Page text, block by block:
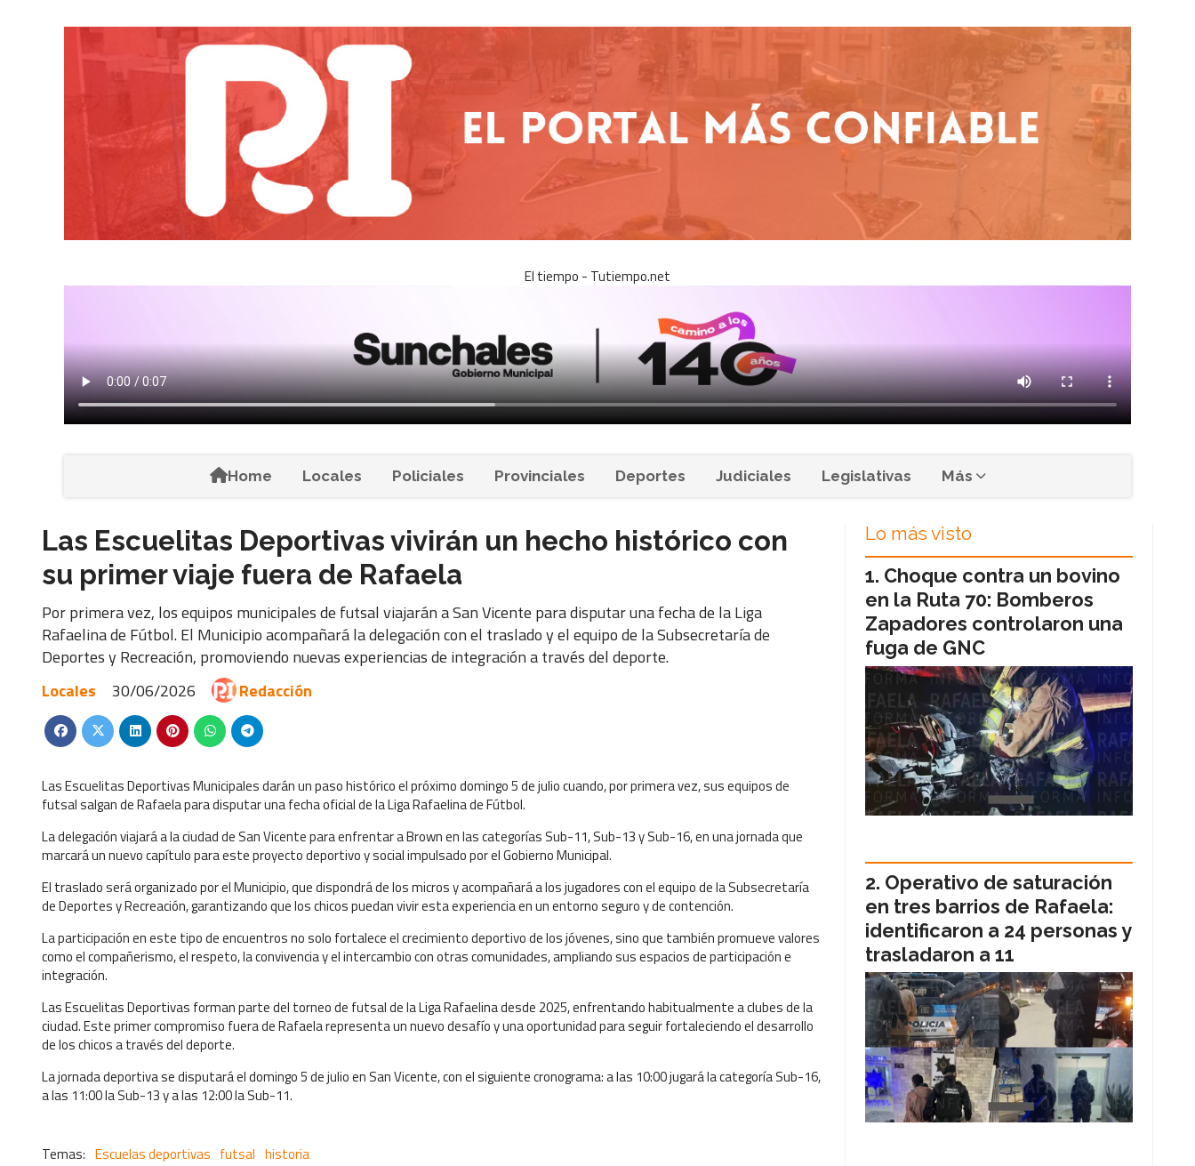
El tiempo - Tutiempo.net
Home Locales Policiales Provinciales Deportes Judiciales Legislativas Más
Las Escuelitas Deportivas vivirán un hecho histórico con
su primer viaje fuera de Rafaela
Por primera vez, los equipos municipales de futsal viajarán a San Vicente para disputar una fecha de la Liga
Rafaelina de Fútbol. El Municipio acompañará la delegación con el traslado y el equipo de la Subsecretaría de
Deportes y Recreación, promoviendo nuevas experiencias de integración a través del deporte.
Locales
30/06/2026 Redacción
Las Escuelitas Deportivas Municipales darán un paso histórico el próximo domingo 5 de julio cuando, por primera vez, sus equipos de
futsal salgan de Rafaela para disputar una fecha oficial de la Liga Rafaelina de Fútbol.
La delegación viajará a la ciudad de San Vicente para enfrentar a Brown en las categorías Sub-11, Sub-13 y Sub-16, en una jornada que
marcará un nuevo capítulo para este proyecto deportivo y social impulsado por el Gobierno Municipal.
El traslado será organizado por el Municipio, que dispondrá de los micros y acompañará a los jugadores con el equipo de la Subsecretaría
de Deportes y Recreación, garantizando que los chicos puedan vivir esta experiencia en un entorno seguro y de contención.
La participación en este tipo de encuentros no solo fortalece el crecimiento deportivo de los jóvenes, sino que también promueve valores
como el compañerismo, el respeto, la convivencia y el intercambio con otras comunidades, ampliando sus espacios de participación e
integración.
Las Escuelitas Deportivas forman parte del torneo de futsal de la Liga Rafaelina desde 2025, enfrentando habitualmente a clubes de la
ciudad. Este primer compromiso fuera de Rafaela representa un nuevo desafío y una oportunidad para seguir fortaleciendo el desarrollo
de los chicos a través del deporte.
La jornada deportiva se disputará el domingo 5 de julio en San Vicente, con el siguiente cronograma: a las 10:00 jugará la categoría Sub-16,
a las 11:00 la Sub-13 y a las 12:00 la Sub-11.
Escuelas deportivas futsal historia
Lo más visto
Choque contra un bovino
en la Ruta 70: Bomberos
Zapadores controlaron una
fuga de GNC
Operativo de saturación
en tres barrios de Rafaela:
identificaron a 24 personas y
trasladaron a 11